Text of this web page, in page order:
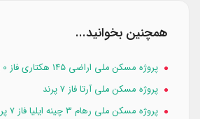
همچنین بخوانید...
پروژه مسکن ملی اراضی ۱۴۵ هکتاری فاز 0 پرند
پروژه مسکن ملی آرتا فاز 7 پرند
پروژه مسکن ملی رهام 3 چینه ایلیا فاز 7 پرند